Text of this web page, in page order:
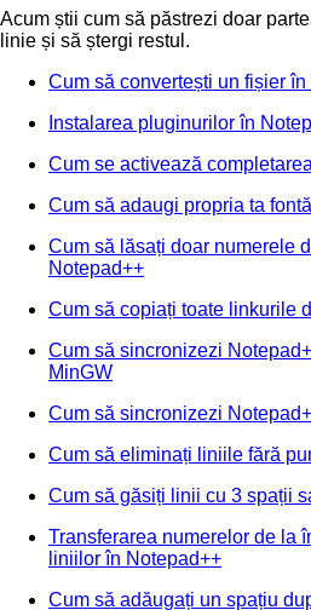
Acum știi cum să păstrezi doar
linie și să ștergi restul.
Cum să convertești un fișier
Instalarea pluginurilor în
Cum se activează
Cum să adaugi propria ta
Cum să lăsați doar numerele
Notepad++
Cum să copiați toate linkurile
Cum să sincronizezi
MinGW
Cum să sincronizezi
Cum să eliminați liniile fără
Cum să găsiți linii cu 3 spații
Transferarea numerelor de la
liniilor în Notepad++
Cum să adăugați un spațiu